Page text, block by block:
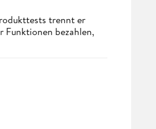
trennt er
Funktionen bezahlen,